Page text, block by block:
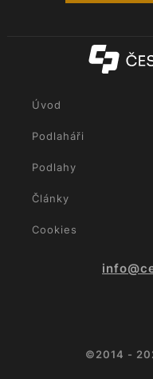
Úvod
Podlaháři
Podlahy
Články
Cookies
©2014 -